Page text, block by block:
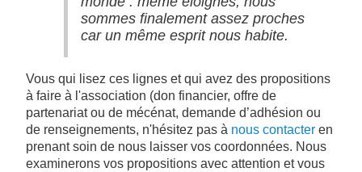
sommes finalement assez proches
car un même esprit nous habite.
Vous qui lisez ces lignes et qui avez des propositions
à faire à l'association (don financier, offre de
partenariat ou de mécénat, demande d’adhésion ou
de renseignements, n'hésitez pas à nous contacter en
prenant soin de nous laisser vos coordonnées. Nous
examinerons vos propositions avec attention et vous